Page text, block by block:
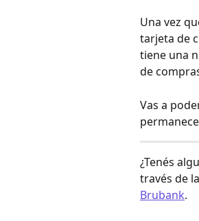
Una vez
tarjeta de
tiene una
de
Vas a
¿Tenés
través de
Brubank.